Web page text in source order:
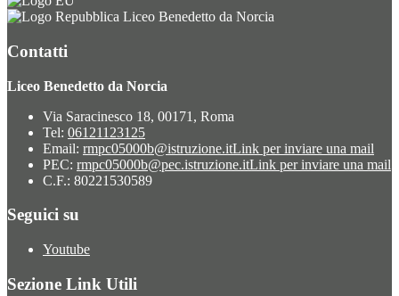
Liceo Benedetto da Norcia
Contatti
Liceo Benedetto da Norcia
Via Saracinesco 18, 00171, Roma
Tel: 06121123125
Email: rmpc05000b@istruzione.itLink per inviare una mail
PEC: rmpc05000b@pec.istruzione.itLink per inviare una mail
C.F.: 80221530589
Seguici su
Youtube
Sezione Link Utili